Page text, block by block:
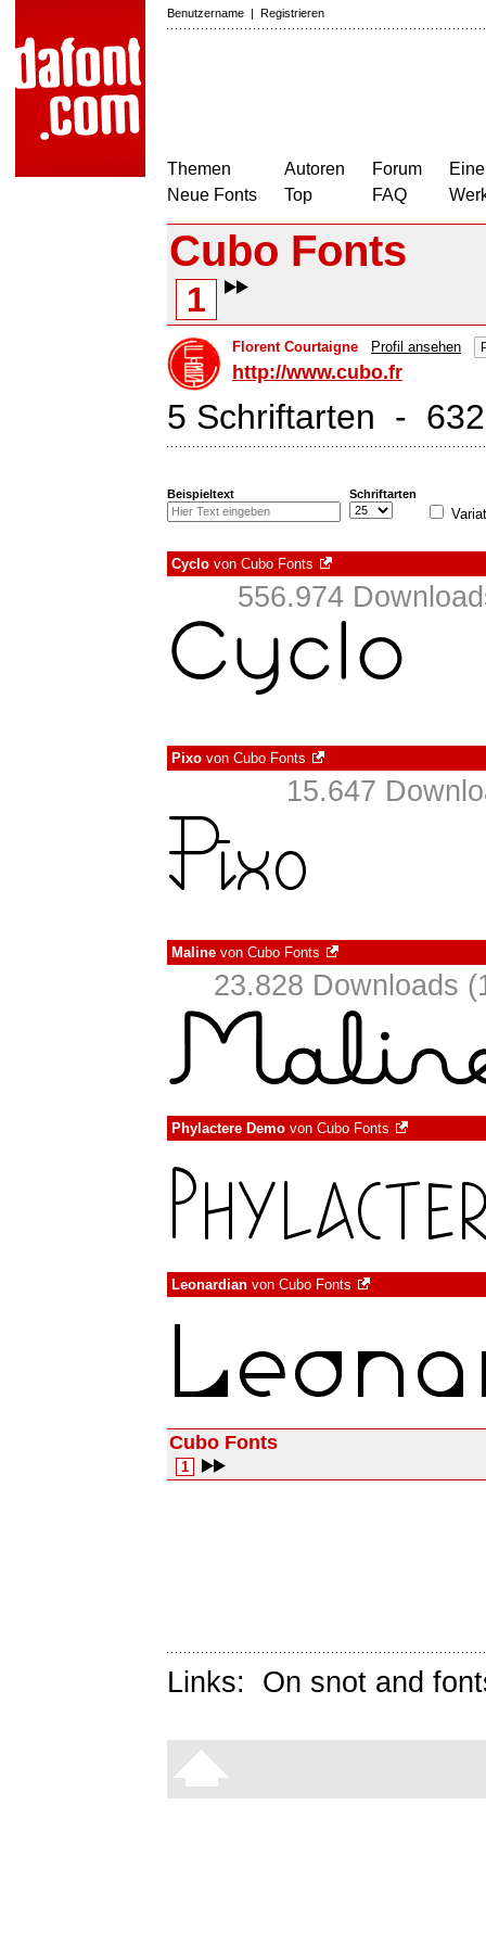
Benutzername | Registrieren
Themen
Neue Fonts
Autoren
Top
Forum
FAQ
Cubo Fonts
1
Florent Courtaigne Profil ansehen
http://www.cubo.fr
5 Schriftarten -
Beispieltext Schriftarten
Cyclo von Cubo Fonts
556.974
Pixo von Cubo Fonts
15.647
Maline von Cubo Fonts
23.828 Downloads
Phylactere Demo von Cubo Fonts
Leonardian von Cubo Fonts
Cubo Fonts
1
Links: On snot and